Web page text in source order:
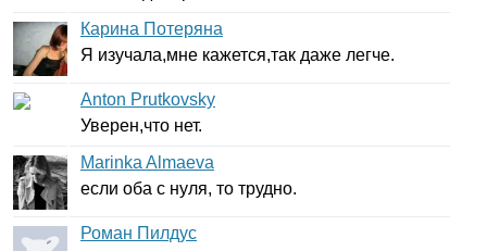
Карина Потеряна
Я изучала,мне кажется,так даже легче.
Anton Prutkovsky
Уверен,что нет.
Marinka Almaeva
если оба с нуля, то трудно.
Роман Пилдус